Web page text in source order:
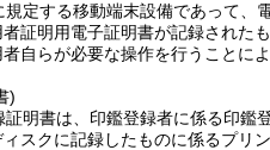
定する移動端末設備であって、
証明用電子証明書が記録された
自らが必要な操作を行うことに
)
証明書は、印鑑登録者に係る印鑑
スクに記録したものに係るプリ